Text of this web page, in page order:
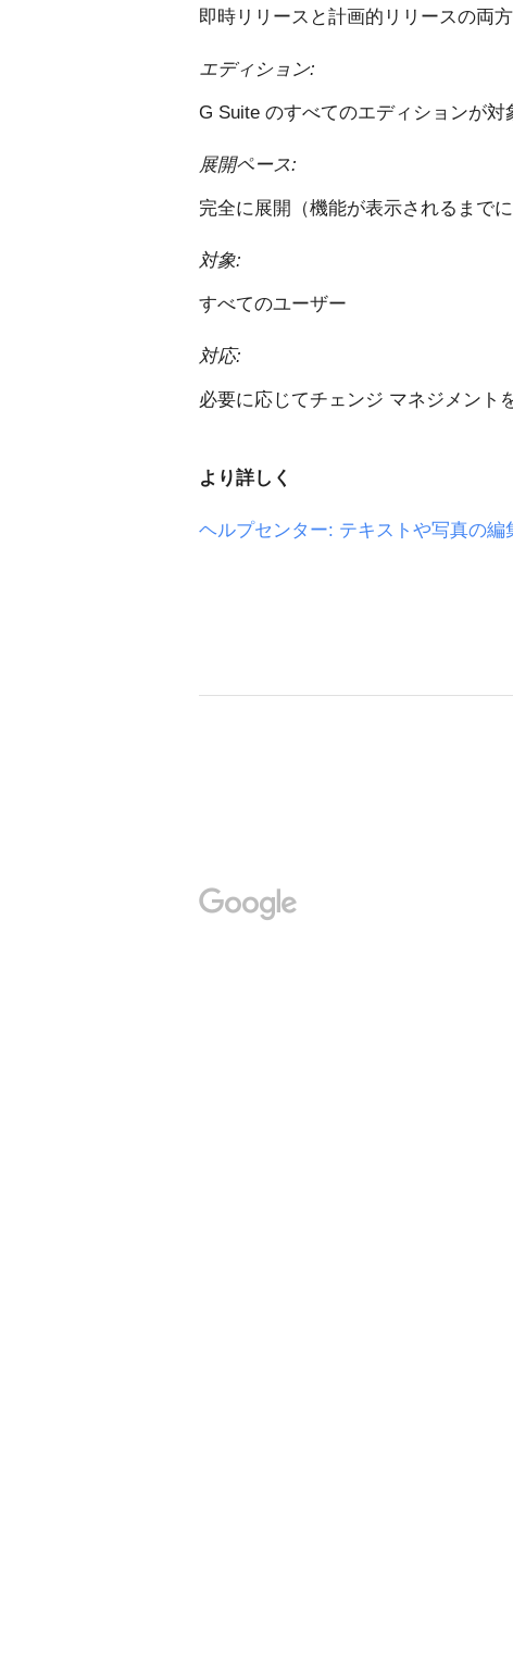
即時リリースと計画的リリースの両
エディション:
G Suite のすべてのエディションが対
展開ペース:
完全に展開（機能が表示されるまで
対象:
すべてのユーザー
対応:
必要に応じてチェンジ マネジメント
より詳しく
ヘルプセンター: テキストや写真の編